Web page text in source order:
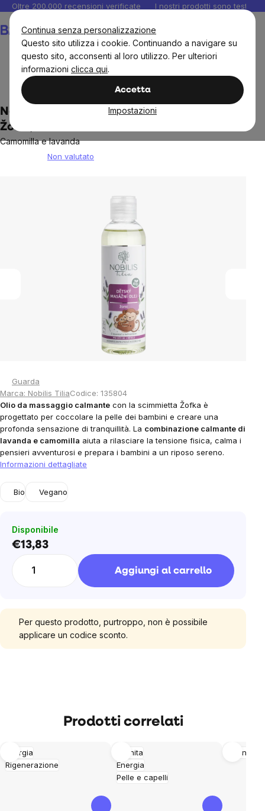
Continua senza personalizzazione
Questo sito utilizza i cookie. Continuando a navigare su
questo sito, acconsenti al loro utilizzo. Per ulteriori
informazioni clicca qui.
Accetta
Impostazioni
Salta
contenuto
Oltre 200.000 recensioni verificate I nostri prodotti sono testati
Nobilis Tilia Olio da massaggio per bambini
Žofie, 200 ml
Camomilla e lavanda
Non valutato
Guarda
Marca: Nobilis TiliaCodice: 135804
Olio da massaggio calmante con la scimmietta Žofka è
progettato per coccolare la pelle dei bambini e creare una
profonda sensazione di tranquillità. La combinazione calmante di
lavanda e camomilla aiuta a rilasciare la tensione fisica, calma i
pensieri avventurosi e prepara i bambini a un riposo sereno.
Informazioni dettagliate
Bio Vegano
Disponibile
€13,83Prezzo
Aggiungi al carrello
Per questo prodotto, purtroppo, non è possibile
applicare un codice sconto.
Prodotti correlati
Energia
Rigenerazione
Imunita
Energia
Pelle e capelli
Sonno